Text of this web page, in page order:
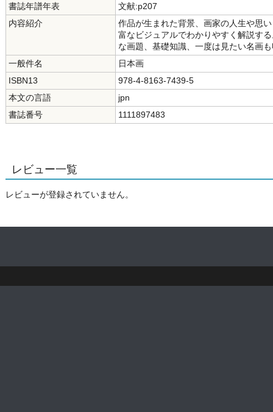
書誌年譜年表
文献:p207
内容紹介
作品が生まれた背景、画家の人生や思
富なビジュアルでわかりやすく解説す
な画題、基礎知識、一度は見たい名画
一般件名
日本画
ISBN13
978-4-8163-7439-5
本文の言語
jpn
書誌番号
1111897483
レビュー一覧
レビューが登録されていません。